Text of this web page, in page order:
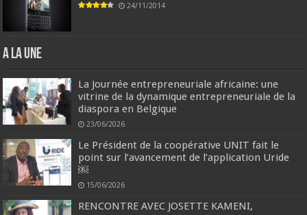
24/11/2014
A la une
La Journée entrepreneuriale africaine: une
vitrine de la dynamique entrepreneuriale de la
diaspora en Belgique
23/06/2026
Le Président de la coopérative UNIT fait le
point sur l’avancement de l’application Uride
￼
15/06/2026
RENCONTRE AVEC JOSETTE KAMENI,